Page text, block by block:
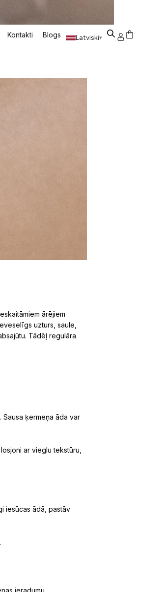
Kontakti Blogs Latviski▾
ārējiem
uzturs, saule,
Tādēļ regulāra
Sausa ķermeņa āda var
ar vieglu tekstūru,
iesūcas ādā, pastāv